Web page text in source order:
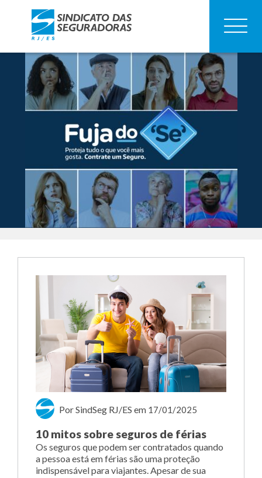
Por SindSeg RJ/ES em 17/01/2025
10 mitos sobre seguros de férias
Os seguros que podem ser contratados quando
a pessoa está em férias são uma proteção
indispensável para viajantes. Apesar de sua